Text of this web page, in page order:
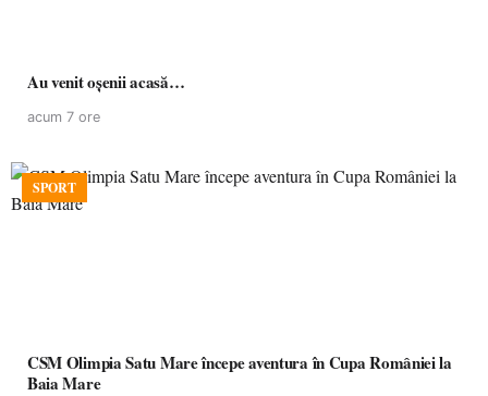
Au venit oșenii acasă…
acum 7 ore
SPORT
CSM Olimpia Satu Mare începe aventura în Cupa României la
Baia Mare